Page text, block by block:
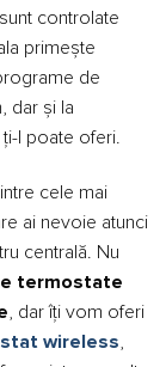
controlate
primește
de
dar și la
l poate oferi.
cele mai
ai nevoie atunci
centrală. Nu
termostate
, dar îți vom oferi
wireless